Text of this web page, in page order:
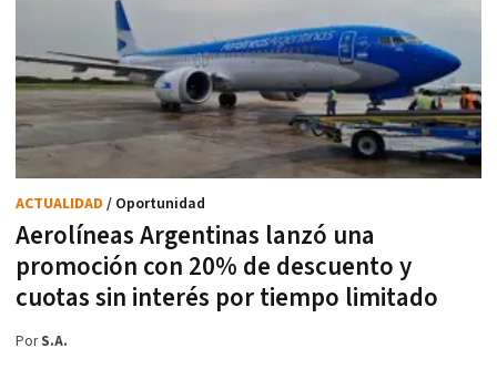
Aerolíneas Argentinas lanzó una
promoción con 20% de descuento y
cuotas sin interés por tiempo limitado
ACTUALIDAD / Oportunidad
PorS.A.